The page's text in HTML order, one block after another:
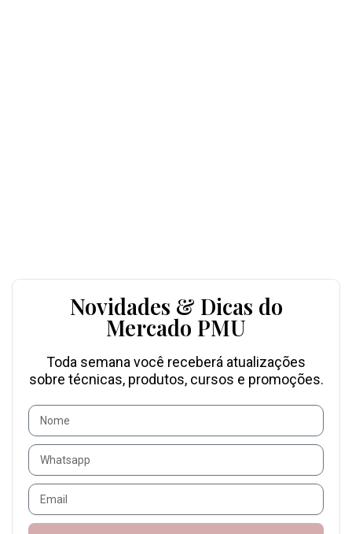
Novidades & Dicas do
Mercado PMU
Toda semana você receberá atualizações
sobre técnicas, produtos, cursos e promoções.